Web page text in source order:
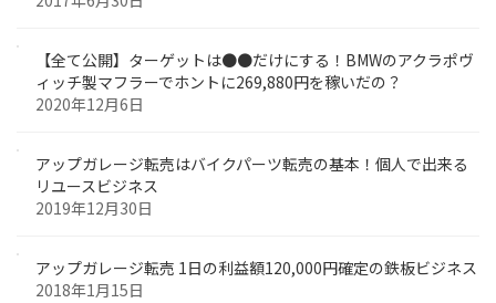
【全て公開】ターゲットは●●だけにする！BMWのアクラポヴ
ィッチ製マフラーでホントに269,880円を稼いだの？
2020年12月6日
アップガレージ転売はバイクパーツ転売の基本！個人で出来る
リユースビジネス
2019年12月30日
アップガレージ転売 1日の利益額120,000円確定の鉄板ビジネス
2018年1月15日